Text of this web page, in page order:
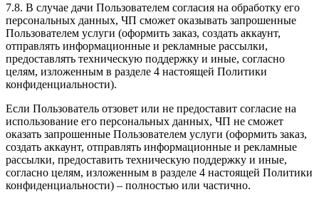
7.8. В случае дачи Пользователем согласия на обработку его
персональных данных, ЧП сможет оказывать запрошенные
Пользователем услуги (оформить заказ, создать аккаунт,
отправлять информационные и рекламные рассылки,
предоставлять техническую поддержку и иные, согласно
целям, изложенным в разделе 4 настоящей Политики
конфиденциальности).
Если Пользователь отзовет или не предоставит согласие на
использование его персональных данных, ЧП не сможет
оказать запрошенные Пользователем услуги (оформить заказ,
создать аккаунт, отправлять информационные и рекламные
рассылки, предоставить техническую поддержку и иные,
согласно целям, изложенным в разделе 4 настоящей Политики
конфиденциальности) – полностью или частично.